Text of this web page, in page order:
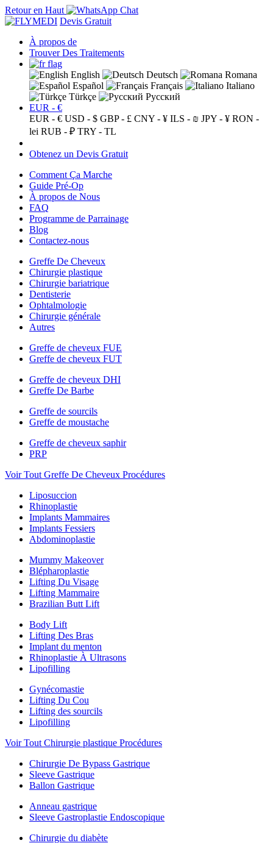
Retour en Haut
Devis Gratuit
À propos de
Trouver Des Traitements
English Deutsch
Romana
Español
Français
Italiano
Türkçe
Русский
EUR - €
EUR - € USD - $ GBP - £ CNY - ¥ ILS - ₪ JPY - ¥ RON -
lei RUB - ₽ TRY - TL
Obtenez un Devis Gratuit
Comment Ça Marche
Guide Pré-Op
À propos de Nous
FAQ
Programme de Parrainage
Blog
Contactez-nous
Greffe De Cheveux
Chirurgie plastique
Chirurgie bariatrique
Dentisterie
Ophtalmologie
Chirurgie générale
Autres
Greffe de cheveux FUE
Greffe de cheveux FUT
Greffe de cheveux DHI
Greffe De Barbe
Greffe de sourcils
Greffe de moustache
Greffe de cheveux saphir
PRP
Voir Tout Greffe De Cheveux Procédures
Liposuccion
Rhinoplastie
Implants Mammaires
Implants Fessiers
Abdominoplastie
Mummy Makeover
Blépharoplastie
Lifting Du Visage
Lifting Mammaire
Brazilian Butt Lift
Body Lift
Lifting Des Bras
Implant du menton
Rhinoplastie À Ultrasons
Lipofilling
Gynécomastie
Lifting Du Cou
Lifting des sourcils
Lipofilling
Voir Tout Chirurgie plastique Procédures
Chirurgie De Bypass Gastrique
Sleeve Gastrique
Ballon Gastrique
Anneau gastrique
Sleeve Gastroplastie Endoscopique
Chirurgie du diabète